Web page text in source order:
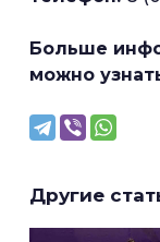
Больше
можно
Другие